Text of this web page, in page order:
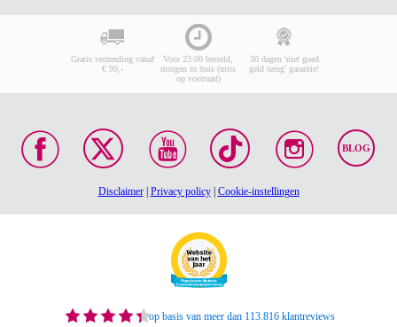
Gratis verzending vanaf
€ 99,-
Voor 23:00 besteld,
morgen in huis (mits
op voorraad)
30 dagen 'niet goed
geld terug' garantie!
BLOG
Disclaimer| Privacy policy| Cookie-instellingen
op basis van meer dan 113.816 klantreviews